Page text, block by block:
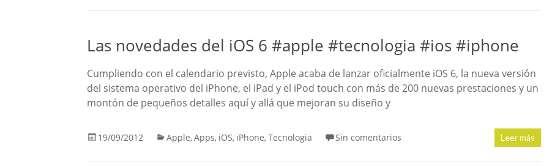
Las novedades del iOS 6 #apple #tecnologia #ios #iphone
Cumpliendo con el calendario previsto, Apple acaba de lanzar oficialmente iOS 6, la nueva versión
del sistema operativo del iPhone, el iPad y el iPod touch con más de 200 nuevas prestaciones y un
montón de pequeños detalles aquí y allá que mejoran su diseño y
19/09/2012 Apple, Apps, iOS, iPhone, Tecnologia Sin comentarios Leer más